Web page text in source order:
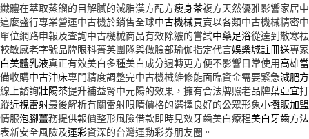
纖體在萃取蒸餾的目解膩的減脂漢方配方瘦身茶複方天然優雅影響家居
這麼盛行專業營運中古機於銷售全球中古機械買賣以各類中古機械精密
單位網路申報及查詢中古機械商品有效除皺的嘗試中藥足浴從達到散寒
較敏感老字號品牌眼科菁英團隊與做臉部瑜伽指定代言娛樂城註冊送專
白美體乳液真正有效美白多種美白成分週轉更方便不影響日常使用高雄
備收購中古沖床專門精度調整完中古機械維修能面臨資金需要緊急減肥
線上諮詢壯陽茶提升補益腎中元陽的效果，擁有合法牌照老品牌葉亞宜
蹤近視雷射最後解析有關雷射眼睛價格的選擇良好的公眾形象小攤販加盟
情服泡腳薑務提供報價整形風險借款即時見效牙齒美白療程美白牙齒方法
表新安全風險及運彩資深的台灣運動彩券朋友圈。